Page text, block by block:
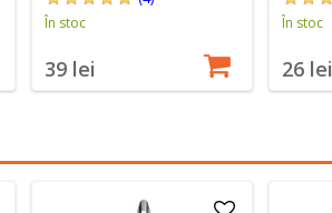
În stoc
39 lei
În stoc
26 lei